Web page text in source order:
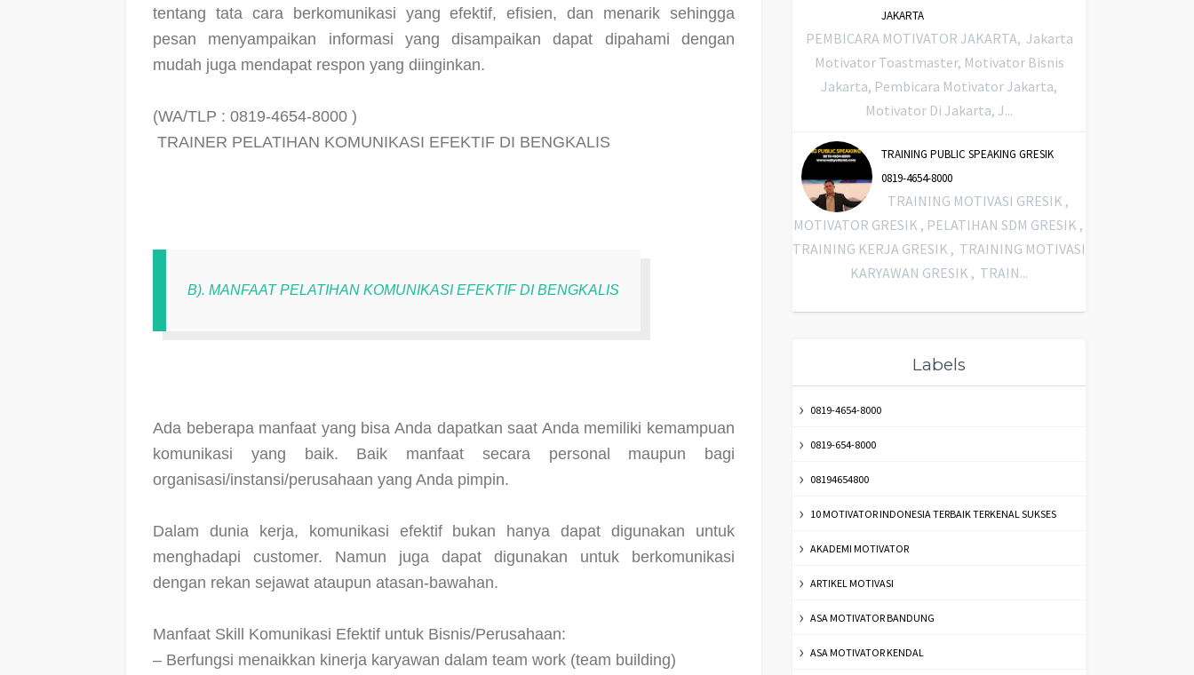
tentang tata cara berkomunikasi yang efektif, efisien, dan menarik sehingga
pesan menyampaikan informasi yang disampaikan dapat dipahami dengan
mudah juga mendapat respon yang diinginkan.
(WA/TLP : 0819-4654-8000 )
TRAINER PELATIHAN KOMUNIKASI EFEKTIF DI BENGKALIS
B). MANFAAT PELATIHAN KOMUNIKASI EFEKTIF DI BENGKALIS
Ada beberapa manfaat yang bisa Anda dapatkan saat Anda memiliki kemampuan
komunikasi yang baik. Baik manfaat secara personal maupun bagi
organisasi/instansi/perusahaan yang Anda pimpin.
Dalam dunia kerja, komunikasi efektif bukan hanya dapat digunakan untuk
menghadapi customer. Namun juga dapat digunakan untuk berkomunikasi
dengan rekan sejawat ataupun atasan-bawahan.
Manfaat Skill Komunikasi Efektif untuk Bisnis/Perusahaan:
– Berfungsi menaikkan kinerja karyawan dalam team work (team building)
JAKARTA
PEMBICARA MOTIVATOR JAKARTA, Jakarta
Motivator Toastmaster, Motivator Bisnis
Jakarta, Pembicara Motivator Jakarta,
Motivator Di Jakarta, J...
TRAINING PUBLIC SPEAKING GRESIK
0819-4654-8000
TRAINING MOTIVASI GRESIK ,
MOTIVATOR GRESIK , PELATIHAN SDM GRESIK ,
TRAINING KERJA GRESIK , TRAINING MOTIVASI
KARYAWAN GRESIK , TRAIN...
Labels
0819-4654-8000
0819-654-8000
08194654800
10 MOTIVATOR INDONESIA TERBAIK TERKENAL SUKSES
AKADEMI MOTIVATOR
ARTIKEL MOTIVASI
ASA MOTIVATOR BANDUNG
ASA MOTIVATOR KENDAL